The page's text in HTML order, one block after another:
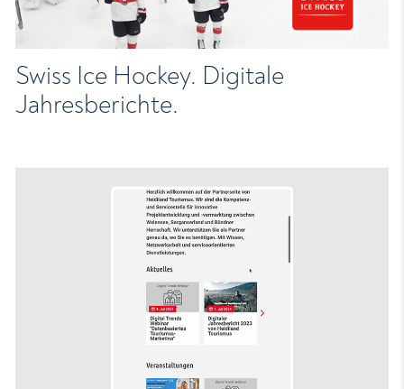
Swiss Ice Hockey. Digitale
Jahresberichte.